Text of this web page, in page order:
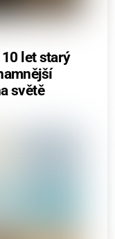
let starý
světě